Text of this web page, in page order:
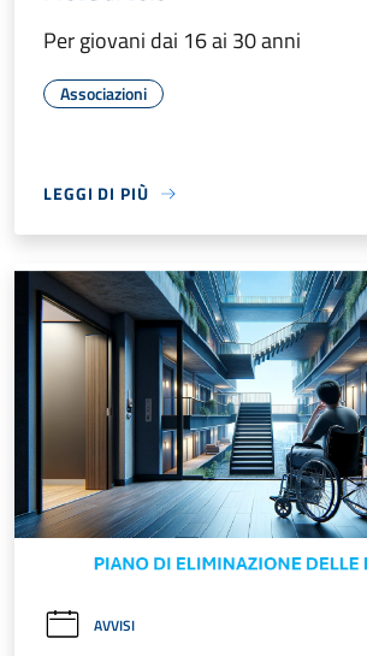
Per giovani dai 16 ai 30 anni
Associazioni
LEGGI DI PIÙ
AVVISI